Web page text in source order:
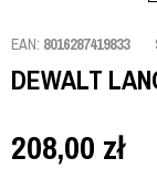
EAN: 8016287419833
DEWALT
208,00 zł